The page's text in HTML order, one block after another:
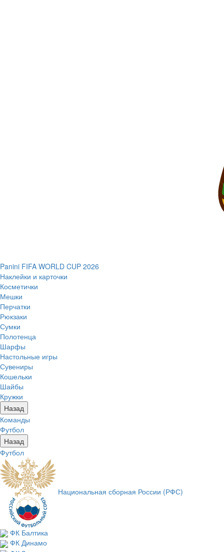
Panini FIFA WORLD CUP 2026
Наклейки и карточки
Косметички
Мешки
Перчатки
Рюкзаки
Сумки
Полотенца
Шарфы
Настольные игры
Сувениры
Кошельки
Шайбы
Кружки
Назад
Команды
Футбол
Назад
Футбол
Национальная сборная России (РФС)
ФК Балтика
ФК Динамо